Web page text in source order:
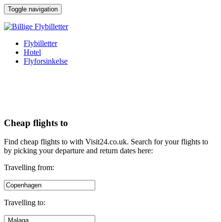
↓
Hop
til
Toggle navigation
Flybilletter
Hotel
Flyforsinkelse
Cheap flights to
Find cheap flights to with Visit24.co.uk. Search for your flights to
by picking your departure and return dates here:
Travelling from:
Travelling to: